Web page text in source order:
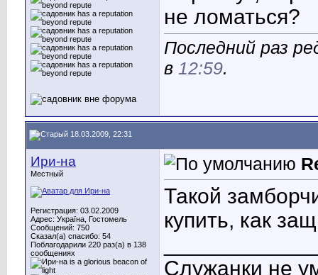
не ломаться?
Последний раз
в 12:59.
18.03.2009, 22:31
Ири-на
Местный
Регистрация: 03.02.2009
Адрес: Україна, Гостомель
Сообщений: 750
Сказал(а) спасибо: 54
Поблагодарили 220 раз(а) в 138
сообщениях
Такой
купить, как
Служанки не